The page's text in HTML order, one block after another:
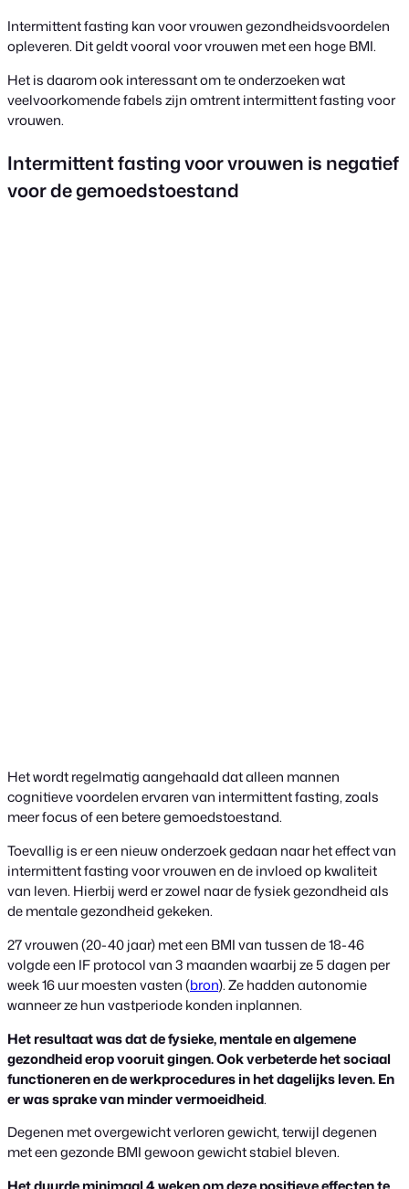
Intermittent fasting kan voor vrouwen gezondheidsvoordelen
opleveren. Dit geldt vooral voor vrouwen met een hoge BMI.
Het is daarom ook interessant om te onderzoeken wat
veelvoorkomende fabels zijn omtrent intermittent fasting voor
vrouwen.
Intermittent fasting voor vrouwen is negatief
voor de gemoedstoestand
Het wordt regelmatig aangehaald dat alleen mannen
cognitieve voordelen ervaren van intermittent fasting, zoals
meer focus of een betere gemoedstoestand.
Toevallig is er een nieuw onderzoek gedaan naar het effect van
intermittent fasting voor vrouwen en de invloed op kwaliteit
van leven. Hierbij werd er zowel naar de fysiek gezondheid als
de mentale gezondheid gekeken.
27 vrouwen (20-40 jaar) met een BMI van tussen de 18-46
volgde een IF protocol van 3 maanden waarbij ze 5 dagen per
week 16 uur moesten vasten (bron). Ze hadden autonomie
wanneer ze hun vastperiode konden inplannen.
Het resultaat was dat de fysieke, mentale en algemene
gezondheid erop vooruit gingen. Ook verbeterde het sociaal
functioneren en de werkprocedures in het dagelijks leven. En
er was sprake van minder vermoeidheid.
Degenen met overgewicht verloren gewicht, terwijl degenen
met een gezonde BMI gewoon gewicht stabiel bleven.